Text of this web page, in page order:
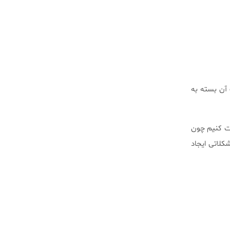
آن بسته به
کنیم چون
ایجاد